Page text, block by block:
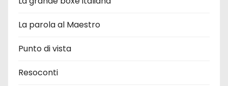
La parola al Maestro
Punto di vista
Resoconti